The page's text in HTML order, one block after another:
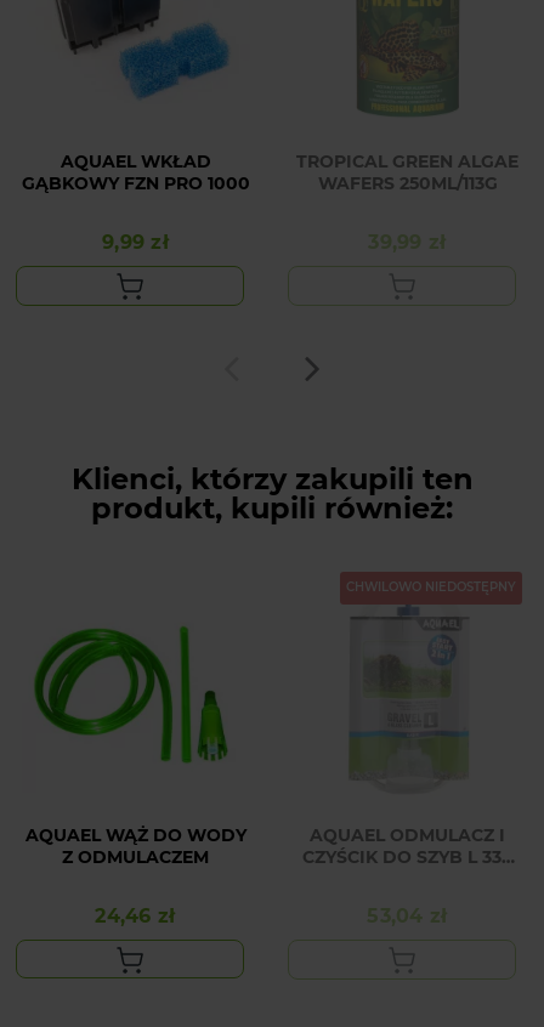
AQUAEL WKŁAD
GĄBKOWY FZN PRO 1000
Cena
9,99 zł
TROPICAL GREEN ALGAE
WAFERS 250ML/113G
Cena
39,99 zł
Klienci, którzy zakupili ten
produkt, kupili również:
AQUAEL WĄŻ DO WODY
Z ODMULACZEM
Cena
24,46 zł
CHWILOWO NIEDOSTĘPNY
AQUAEL ODMULACZ I
CZYŚCIK DO SZYB L 330
Cena
53,04 zł